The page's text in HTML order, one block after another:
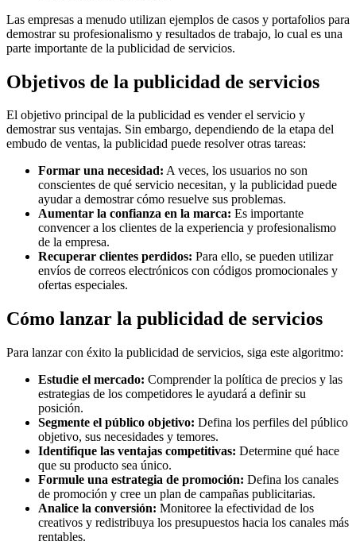
Las empresas a menudo utilizan ejemplos de casos y portafolios para
demostrar su profesionalismo y resultados de trabajo, lo cual es una
parte importante de la publicidad de servicios.
Objetivos de la publicidad de servicios
El objetivo principal de la publicidad es vender el servicio y
demostrar sus ventajas. Sin embargo, dependiendo de la etapa del
embudo de ventas, la publicidad puede resolver otras tareas:
Formar una necesidad: A veces, los usuarios no son
conscientes de qué servicio necesitan, y la publicidad puede
ayudar a demostrar cómo resuelve sus problemas.
Aumentar la confianza en la marca: Es importante
convencer a los clientes de la experiencia y profesionalismo
de la empresa.
Recuperar clientes perdidos: Para ello, se pueden utilizar
envíos de correos electrónicos con códigos promocionales y
ofertas especiales.
Cómo lanzar la publicidad de servicios
Para lanzar con éxito la publicidad de servicios, siga este algoritmo:
Estudie el mercado: Comprender la política de precios y las
estrategias de los competidores le ayudará a definir su
posición.
Segmente el público objetivo: Defina los perfiles del público
objetivo, sus necesidades y temores.
Identifique las ventajas competitivas: Determine qué hace
que su producto sea único.
Formule una estrategia de promoción: Defina los canales
de promoción y cree un plan de campañas publicitarias.
Analice la conversión: Monitoree la efectividad de los
creativos y redistribuya los presupuestos hacia los canales más
rentables.